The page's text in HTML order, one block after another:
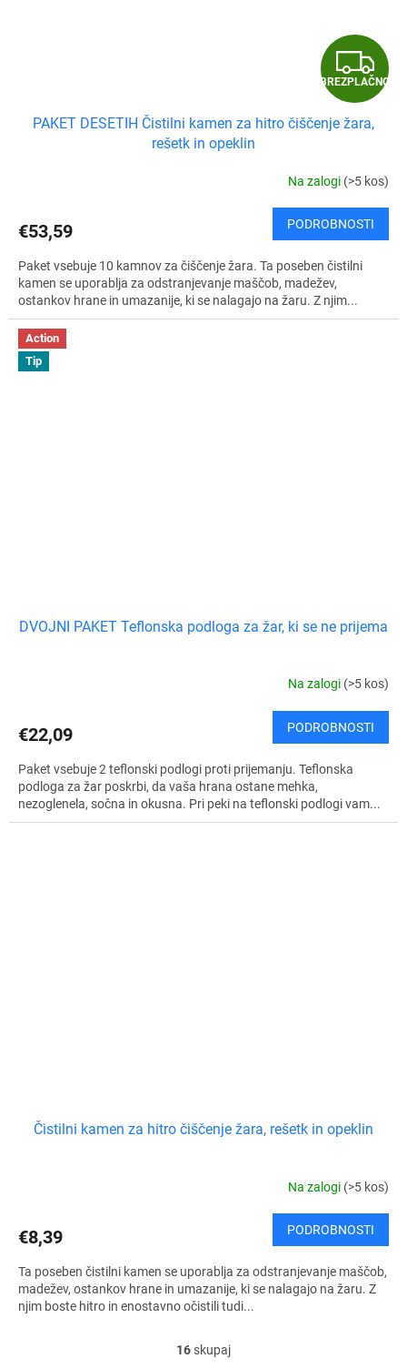
B
R
E
Z
P
L
Č
BREZPLAČNO
PAKET DESETIH Čistilni kamen za hitro čiščenje žara,
rešetk in opeklin
Na zalogi (>5 kos)
€53,59 PODROBNOSTI
Paket vsebuje 10 kamnov za čiščenje žara. Ta poseben čistilni
kamen se uporablja za odstranjevanje maščob, madežev,
ostankov hrane in umazanije, ki se nalagajo na žaru. Z njim...
Action
Tip
DVOJNI PAKET Teflonska podloga za žar, ki se ne prijema
Na zalogi (>5 kos)
€22,09 PODROBNOSTI
Paket vsebuje 2 teflonski podlogi proti prijemanju. Teflonska
podloga za žar poskrbi, da vaša hrana ostane mehka,
nezoglenela, sočna in okusna. Pri peki na teflonski podlogi vam...
Čistilni kamen za hitro čiščenje žara, rešetk in opeklin
Na zalogi (>5 kos)
€8,39 PODROBNOSTI
Ta poseben čistilni kamen se uporablja za odstranjevanje maščob,
madežev, ostankov hrane in umazanije, ki se nalagajo na žaru. Z
njim boste hitro in enostavno očistili tudi...
K
16 skupaj